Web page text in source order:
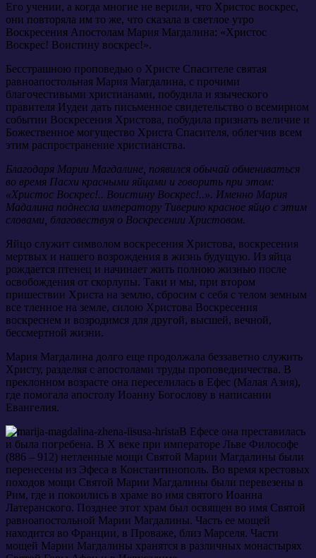
Его учении, а когда многие не верили, что Христос воскрес,
они повторяла им то же, что сказала в светлое утро
Воскресения Апостолам Мария Магдалина: «Христос
Воскрес! Воистину воскрес!».
Бесстрашною проповедью о Христе Спасителе святая
равноапостольная Мария Магдалина, с прочими
благочестивыми христианами, побудила и языческого
правителя Иудеи дать письменное свидетельство о всемирном
событии Воскресения Христова, побудила признать величие и
Божественное могущество Христа Спасителя, облегчив всем
этим распространение христианства.
Благодаря Марии Магдалине, появился обычай обмениваться
во время Пасхи красными яйцами и говорить при этом:
«Христос Воскрес!.. Воистину Воскрес!..». Именно Мария
Мадалина поднесла императору Тиверию красное яйцо с этим
словами, благовествуя о Воскресении Христовом.
Яйцо служит символом воскресения Христова, воскресения
мертвых и нашего возрождения в жизнь будущую. Из яйца
рождается птенец и начинает жить полною жизнью после
освобождения от скорлупы. Таки и мы, при втором
пришествии Христа на землю, сбросим с себя с телом земным
все тленное на земле, силою Христова Воскресения
воскреснем и возродимся для другой, высшей, вечной,
бессмертной жизни.
Мария Магдалина долго еще продолжала беззаветно служить
Христу, разделяя с апостолами труды проповедничества. В
преклонном возрасте она переселилась в Ефес (Малая Азия),
где помогала апостолу Иоанну Богослову в написании
Евангелия.
В Ефесе она преставилась
и была погребена. В X веке при императоре Льве Философе
(886 – 912) нетленные мощи Святой Марии Магдалины были
перенесены из Эфеса в Константинополь. Во время крестовых
походов мощи Святой Марии Магдалины были перевезены в
Рим, где и покоились в храме во имя святого Иоанна
Латеранского. Позднее этот храм был освящен во имя Святой
равноапостольной Марии Магдалины. Часть ее мощей
находится во Франции, в Проваже, близ Марселя. Части
мощей Марии Магдалины хранятся в различных монастырях